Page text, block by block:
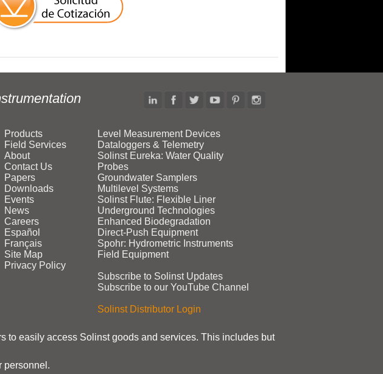
Products
Field Services
About
Contact Us
Papers
Downloads
Events
News
Careers
Español
Français
Site Map
Privacy Policy
Level Measurement Devices
Dataloggers & Telemetry
Solinst Eureka: Water Quality
Probes
Groundwater Samplers
Multilevel Systems
Solinst Flute: Flexible Liner
Underground Technologies
Enhanced Biodegradation
Direct‑Push Equipment
Spohr: Hydrometric Instruments
Field Equipment
Subscribe to Solinst Updates
Subscribe to our YouTube Channel
Solinst Distributor Login
to easily access Solinst goods and services. This includes but
personnel.